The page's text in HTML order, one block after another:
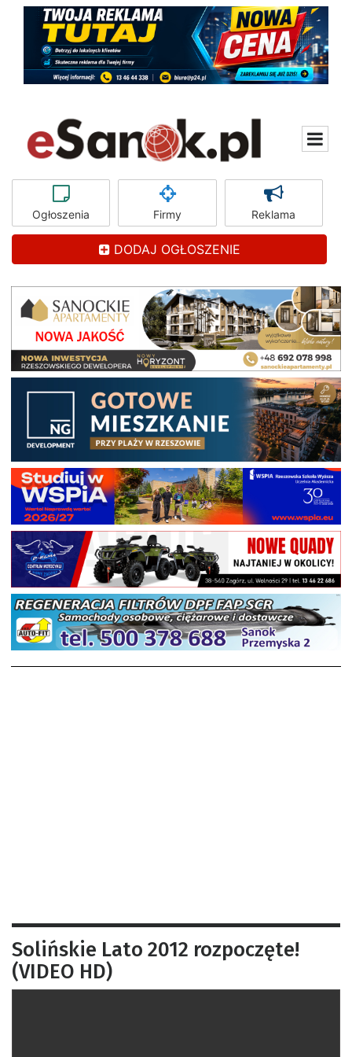
Ogłoszenia Firmy Reklama
DODAJ OGŁOSZENIE
Solińskie Lato 2012 rozpoczęte!
(VIDEO HD)